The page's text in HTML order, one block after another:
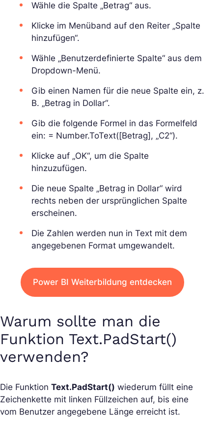
Wähle die Spalte „Betrag“ aus.
Klicke im Menüband auf den Reiter „Spalte
hinzufügen“.
Wähle „Benutzerdefinierte Spalte“ aus dem
Dropdown-Menü.
Gib einen Namen für die neue Spalte ein, z.
B. „Betrag in Dollar“.
Gib die folgende Formel in das Formelfeld
ein: = Number.ToText([Betrag], „C2“).
Klicke auf „OK“, um die Spalte
hinzuzufügen.
Die neue Spalte „Betrag in Dollar“ wird
rechts neben der ursprünglichen Spalte
erscheinen.
Die Zahlen werden nun in Text mit dem
angegebenen Format umgewandelt.
Power BI Weiterbildung entdecken
Warum sollte man die
Funktion Text.PadStart()
verwenden?
Die Funktion Text.PadStart() wiederum füllt eine
Zeichenkette mit linken Füllzeichen auf, bis eine
vom Benutzer angegebene Länge erreicht ist.